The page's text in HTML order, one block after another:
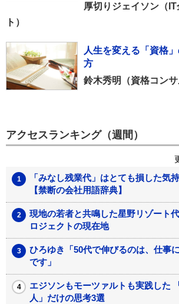
厚切りジェイソン（
ト）
人生を変える「資格
方
鈴木秀明（資格コンサ
アクセスランキング（週間）
「みなし残業代」はとても損した気
【禁断の会社用語辞典】
現地の若者と共鳴した星野リゾート
ロジェクトの現在地
ひろゆき「50代で伸びるのは、仕事
です」
エジソンもモーツァルトも実践した
人」だけの思考3選